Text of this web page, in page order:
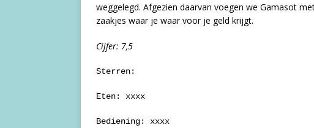
weggelegd. Afgezien daarvan voegen we Gamasot
zaakjes waar je waar voor je geld krijgt.
Cijfer: 7,5
Sterren:
Eten: xxxx
Bediening: xxxx